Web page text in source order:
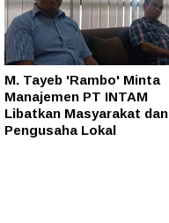
M. Tayeb 'Rambo' Minta
Manajemen PT INTAM
Libatkan Masyarakat dan
Pengusaha Lokal